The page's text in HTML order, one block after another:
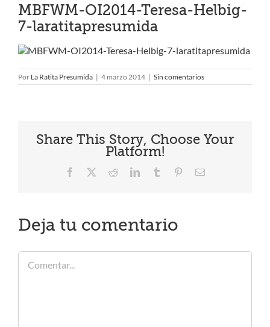
MBFWM-OI2014-Teresa-Helbig-
7-laratitapresumida
Por La Ratita Presumida | 4 marzo 2014 | Sin comentarios
Share This Story, Choose Your
Platform!
Facebook RedditLinkedInTumblr PinterestCorreo
Deja tu comentario
Comentar